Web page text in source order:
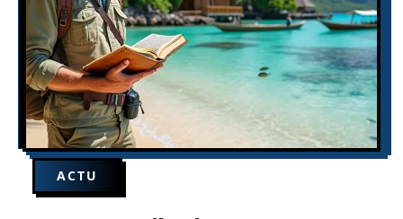
ACTU